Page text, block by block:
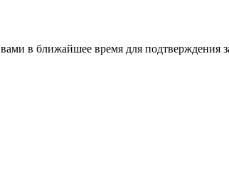
в ближайшее время для подтверждения